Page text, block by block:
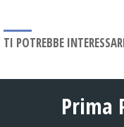
TI POTREBBE
Prima